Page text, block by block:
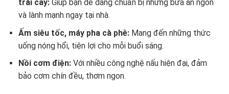
trái cây:Giúp bạn dễ dàng chuẩn bị những bữa ăn ngon
và lành mạnh ngay tại nhà.
Ấm siêu tốc, máy pha cà phê:Mang đến những thức
uống nóng hổi, tiện lợi cho mỗi buổi sáng.
Nồi cơm điện:Với nhiều công nghệ nấu hiện đại, đảm
bảo cơm chín đều, thơm ngon.